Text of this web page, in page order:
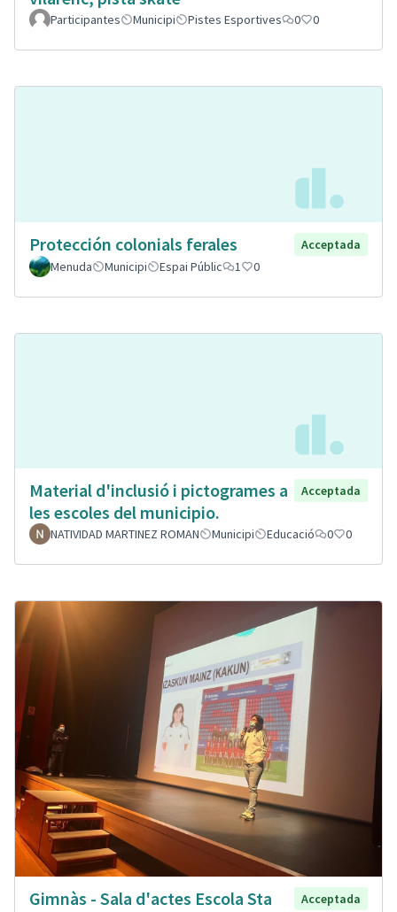
Participantes Municipi Pistes Esportives 0 0
Protección colonials ferales
Acceptada
Menuda
Municipi Espai Públic 1 0
Material d'inclusió i pictogrames a
les escoles del municipio.
Acceptada
NATIVIDAD MARTINEZ ROMAN Municipi Educació 0 0
Gimnàs - Sala d'actes Escola Sta
Acceptada